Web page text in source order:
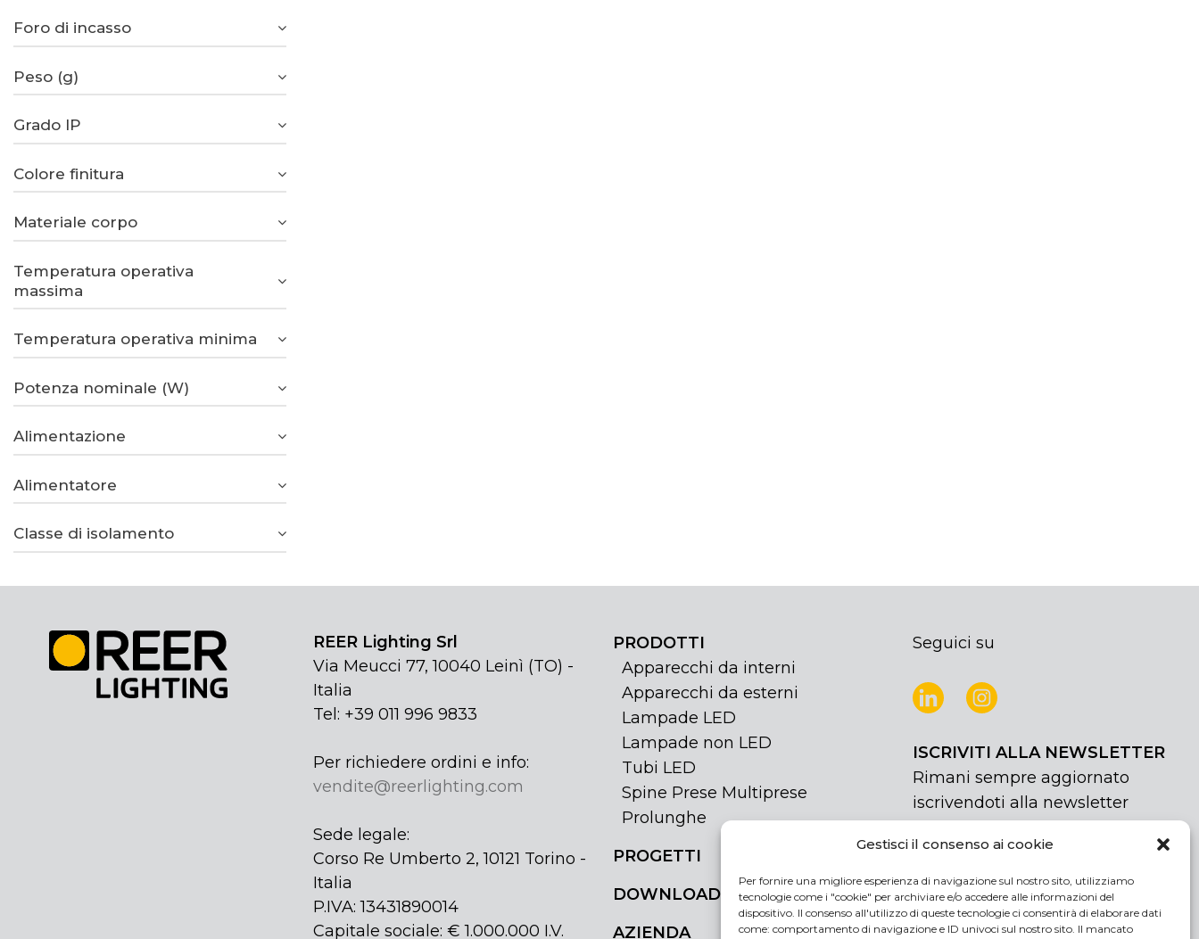
Gestisci il consenso ai cookie
Per fornire una migliore esperienza di navigazione sul nostro sito, utilizziamo
tecnologie come i "cookie" per archiviare e/o accedere alle informazioni del
dispositivo. Il consenso all'utilizzo di queste tecnologie ci consentirà di elaborare dati
come: comportamento di navigazione e ID univoci sul nostro sito. Il mancato
Foro di incasso
Peso (g)
Grado IP
Colore finitura
Materiale corpo
Temperatura operativa
massima
Temperatura operativa minima
Potenza nominale (W)
Alimentazione
Alimentatore
Classe di isolamento
REER Lighting Srl
Via Meucci 77, 10040 Leinì (TO) -
Italia
Tel: +39 011 996 9833
Per richiedere ordini e info:
vendite@reerlighting.com
Sede legale:
Corso Re Umberto 2, 10121 Torino -
Italia
P.IVA: 13431890014
Capitale sociale: € 1.000.000 I.V.
PRODOTTI
Apparecchi da interni
Apparecchi da esterni
Lampade LED
Lampade non LED
Tubi LED
Spine Prese Multiprese
Prolunghe
PROGETTI
DOWNLOAD
AZIENDA
Seguici su
ISCRIVITI ALLA NEWSLETTER
Rimani sempre aggiornato
iscrivendoti alla newsletter
NEWSLETTER
Acconsento al trattamento dei miei
dati personali
If
are
human,